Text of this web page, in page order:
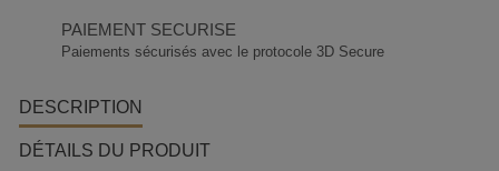
PAIEMENT SECURISE
Paiements sécurisés avec le protocole 3D Secure
DESCRIPTION
DÉTAILS DU PRODUIT